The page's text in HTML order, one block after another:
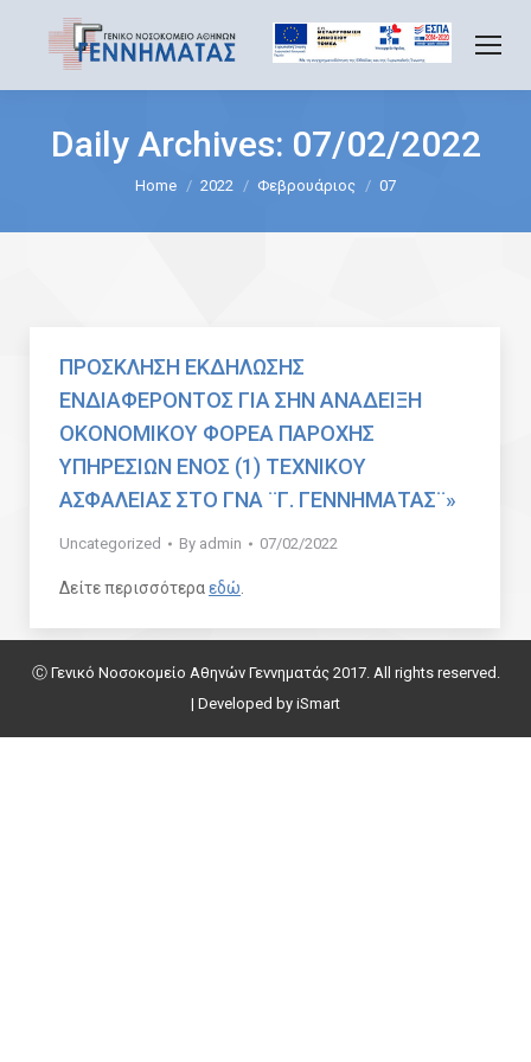
Daily Archives: 07/02/2022
Home 2022 Φεβρουάριος 07
ΠΡΟΣΚΛΗΣΗ ΕΚΔΗΛΩΣΗΣ
ΕΝΔΙΑΦΕΡΟΝΤΟΣ ΓΙΑ ΣΗΝ ΑΝΑΔΕΙΞΗ
ΟΚΟΝΟΜΙΚΟΥ ΦΟΡΕΑ ΠΑΡΟΧΗΣ
ΥΠΗΡΕΣΙΩΝ ΕΝΟΣ (1) TEXNIKΟΥ
ΑΣΦΑΛΕΙΑΣ ΣΤΟ ΓΝΑ ¨Γ. ΓΕΝΝΗΜΑΤΑΣ¨»
Uncategorized By admin 07/02/2022
Δείτε περισσότεραεδώ
Ⓒ Γενικό Νοσοκομείο Αθηνών Γεννηματάς 2017. All rights reserved.
| Developed by iSmart